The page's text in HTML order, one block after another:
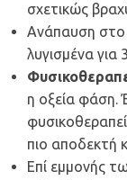
σχετικώς
Ανάπαυση στο
λυγισμένα για
η οξεία φάση.
πιο αποδεκτή
Επί εμμονής